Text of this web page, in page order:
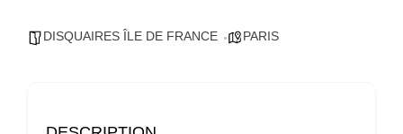
DISQUAIRES ÎLE DE FRANCE PARIS